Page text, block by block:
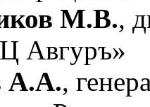
М.В.,
Авгуръ»
А.А.,